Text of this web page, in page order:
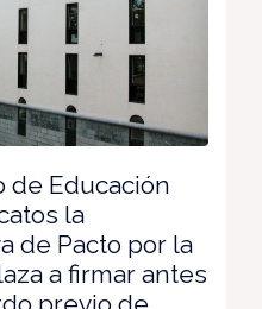
de Educación
la
de Pacto por la
a firmar antes